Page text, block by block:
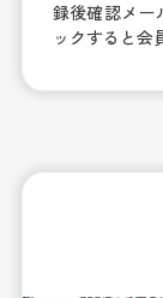
録後確認メー
ックすると会